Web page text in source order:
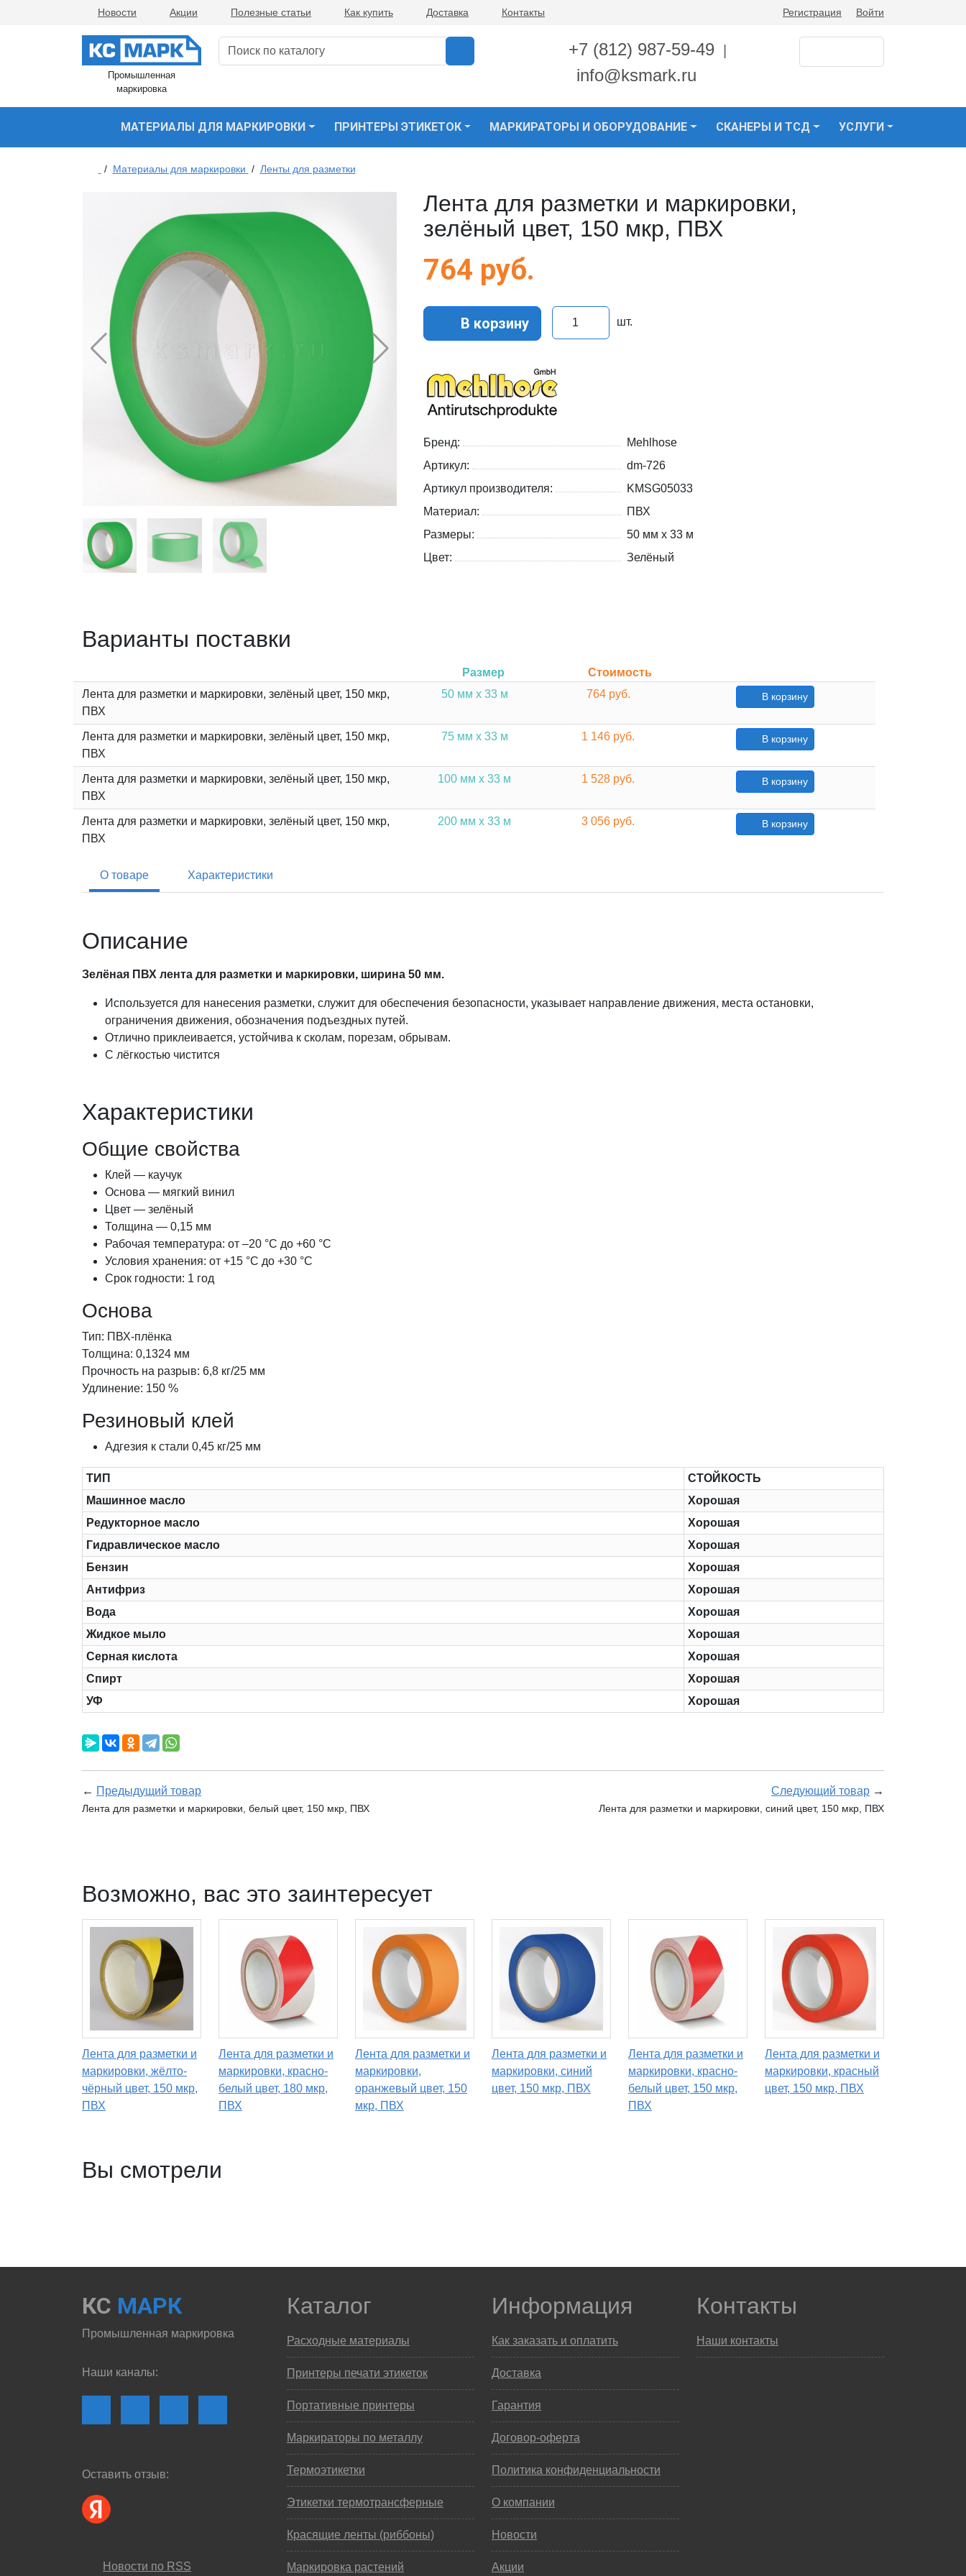
Новости Акции Полезные статьи Как купить Доставка Контакты Регистрация Войти
Промышленная
маркировка
+7 (812) 987-59-49
info@ksmark.ru
МАТЕРИАЛЫ ДЛЯ МАРКИРОВКИ ПРИНТЕРЫ ЭТИКЕТОК МАРКИРАТОРЫ И ОБОРУДОВАНИЕ СКАНЕРЫ И ТСД УСЛУГИ
/ Материалы для маркировки / Ленты для разметки
Лента для разметки и маркировки,
зелёный цвет, 150 мкр, ПВХ
764 руб.
В корзину шт.
Бренд:
Mehlhose
Артикул:
dm-726
Артикул производителя:
KMSG05033
Материал:
ПВХ
Размеры:
50 мм х 33 м
Цвет:
Зелёный
Варианты поставки
Размер
Стоимость
Лента для разметки и маркировки, зелёный цвет, 150 мкр,
ПВХ
50 мм х 33 м 764 руб. В корзину
Лента для разметки и маркировки, зелёный цвет, 150 мкр,
ПВХ
75 мм х 33 м 1 146 руб. В корзину
Лента для разметки и маркировки, зелёный цвет, 150 мкр,
ПВХ
100 мм х 33 м 1 528 руб. В корзину
Лента для разметки и маркировки, зелёный цвет, 150 мкр,
ПВХ
200 мм х 33 м 3 056 руб. В корзину
О товаре Характеристики
Описание
Зелёная ПВХ лента для разметки и маркировки, ширина 50 мм.
Используется для нанесения разметки, служит для обеспечения безопасности, указывает направление движения, места остановки,
ограничения движения, обозначения подъездных путей.
Отлично приклеивается, устойчива к сколам, порезам, обрывам.
С лёгкостью чистится
Характеристики
Общие свойства
Клей — каучук
Основа — мягкий винил
Цвет — зелёный
Толщина — 0,15 мм
Рабочая температура: от –20 °C до +60 °C
Условия хранения: от +15 °C до +30 °C
Срок годности: 1 год
Основа
Тип: ПВХ-плёнка
Толщина: 0,1324 мм
Прочность на разрыв: 6,8 кг/25 мм
Удлинение: 150 %
Резиновый клей
Адгезия к стали 0,45 кг/25 мм
ТИП
СТОЙКОСТЬ
Машинное масло
Хорошая
Редукторное масло
Хорошая
Гидравлическое масло
Хорошая
Бензин
Хорошая
Антифриз
Хорошая
Вода
Хорошая
Жидкое мыло
Хорошая
Серная кислота
Хорошая
Спирт
Хорошая
УФ
Хорошая
← Предыдущий товар
Лента для разметки и маркировки, белый цвет, 150 мкр, ПВХ
Следующий товар →
Лента для разметки и маркировки, синий цвет, 150 мкр, ПВХ
Возможно, вас это заинтересует
Лента для разметки и
маркировки, жёлто-
чёрный цвет, 150 мкр,
ПВХ
Лента для разметки и
маркировки, красно-
белый цвет, 180 мкр,
ПВХ
Лента для разметки и
маркировки,
оранжевый цвет, 150
мкр, ПВХ
Лента для разметки и
маркировки, синий
цвет, 150 мкр, ПВХ
Лента для разметки и
маркировки, красно-
белый цвет, 150 мкр,
ПВХ
Лента для разметки и
маркировки, красный
цвет, 150 мкр, ПВХ
Вы смотрели
КС МАРК
Промышленная маркировка
Наши каналы:
Оставить отзыв:
Новости по RSS
Каталог
Расходные материалы
Принтеры печати этикеток
Портативные принтеры
Маркираторы по металлу
Термоэтикетки
Этикетки термотрансферные
Красящие ленты (риббоны)
Маркировка растений
Информация
Как заказать и оплатить
Доставка
Гарантия
Договор-оферта
Политика конфиденциальности
О компании
Новости
Акции
Контакты
Наши контакты